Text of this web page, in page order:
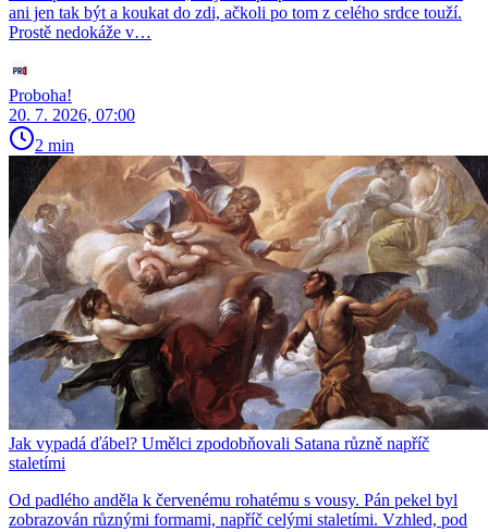
ani jen tak být a koukat do zdi, ačkoli po tom z celého srdce touží.
Prostě nedokáže v…
Proboha!
20. 7. 2026, 07:00
2 min
Jak vypadá ďábel? Umělci zpodobňovali Satana různě napříč
staletími
Od padlého anděla k červenému rohatému s vousy. Pán pekel byl
zobrazován různými formami, napříč celými staletími. Vzhled, pod